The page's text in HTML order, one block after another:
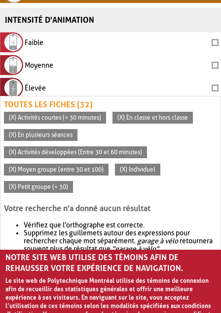
INTENSITÉ D'ANIMATION
Faible
Moyenne
Élevée
TOUTES LES FICHES (32)
(X) Activités courtes (< 30 minutes) (X) En classe et hors classe
(X) En plusieurs séances
(X) Activités développées (Entre 30 et 60 minutes)
(X) Moyen groupe (entre 30 et 100) (X) Individuel
(X) Petit groupe (< 30)
Votre recherche n'a donné aucun résultat
Vérifiez que l'orthographe est correcte.
Supprimez les guillemets autour des expressions pour
rechercher chaque mot séparément. garage à véloretournera
souvent plus de résultat que"garage à vélo".
Envisagez d'élargir votre recherche avec OR.garage OR vélo
retournera souvent plus de résultat quegarage à vélo
NOTRE SITE WEB UTILISE DES TÉMOINS AFIN DE
REHAUSSER VOTRE EXPÉRIENCE DE NAVIGATION.
Le site web de Polytechnique Montréal utilise des témoins de connexion
afin de recueillir des statistiques générales et offrir une meilleure
expérience à ses visiteurs. En naviguant sur le site, vous acceptez
l’utilisation de ces témoins selon les modalités spécifiées aux conditions